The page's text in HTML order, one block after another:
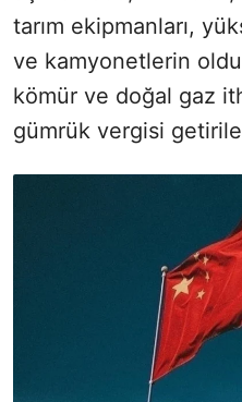
tarım ekipmanları,
ve kamyonetlerin
kömür ve doğal gaz
gümrük vergisi